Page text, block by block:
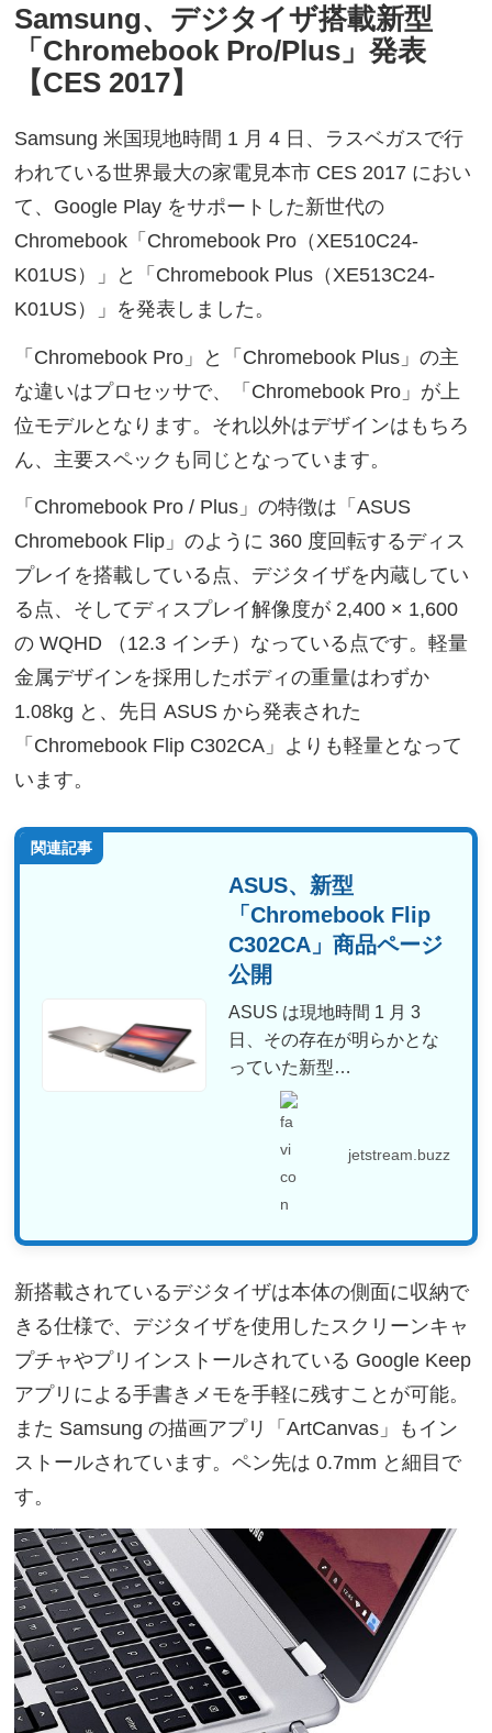
Samsung、デジタイザ搭載新型
「Chromebook Pro/Plus」発表
【CES 2017】
Samsung 米国現地時間 1 月 4 日、ラスベガスで行
われている世界最大の家電見本市 CES 2017 におい
て、Google Play をサポートした新世代の
Chromebook「Chromebook Pro（XE510C24-
K01US）」と「Chromebook Plus（XE513C24-
K01US）」を発表しました。
「Chromebook Pro」と「Chromebook Plus」の主
な違いはプロセッサで、「Chromebook Pro」が上
位モデルとなります。それ以外はデザインはもちろ
ん、主要スペックも同じとなっています。
「Chromebook Pro / Plus」の特徴は「ASUS
Chromebook Flip」のように 360 度回転するディス
プレイを搭載している点、デジタイザを内蔵してい
る点、そしてディスプレイ解像度が 2,400 × 1,600
の WQHD （12.3 インチ）なっている点です。軽量
金属デザインを採用したボディの重量はわずか
1.08kg と、先日 ASUS から発表された
「Chromebook Flip C302CA」よりも軽量となって
います。
関連記事
ASUS、新型
「Chromebook Flip
C302CA」商品ページ
公開
ASUS は現地時間 1 月 3
日、その存在が明らかとな
っていた新型
Chromebook「Chr...
jetstream.buzz
新搭載されているデジタイザは本体の側面に収納で
きる仕様で、デジタイザを使用したスクリーンキャ
プチャやプリインストールされている Google Keep
アプリによる手書きメモを手軽に残すことが可能。
また Samsung の描画アプリ「ArtCanvas」もイン
ストールされています。ペン先は 0.7mm と細目で
す。